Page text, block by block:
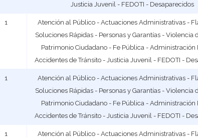
Justicia Juvenil - FEDOTI - Desaparecidos
1
Atención al Público - Actuaciones Administrativas -
Soluciones Rápidas - Personas y Garantías - Violencia
Patrimonio Ciudadano - Fe Pública - Administración
Accidentes de Tránsito - Justicia Juvenil - FEDOTI -
1
Atención al Público - Actuaciones Administrativas -
Soluciones Rápidas - Personas y Garantías - Violencia
Patrimonio Ciudadano - Fe Pública - Administración
Accidentes de Tránsito - Justicia Juvenil - FEDOTI -
1
Atención al Público - Actuaciones Administrativas -